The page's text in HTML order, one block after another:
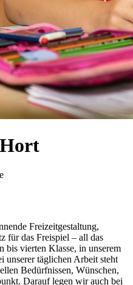
Freizeitgestaltung,
für das Freispiel – all das
bis vierten Klasse, in unserem
unserer täglichen Arbeit steht
Bedürfnissen, Wünschen,
Darauf legen wir auch bei